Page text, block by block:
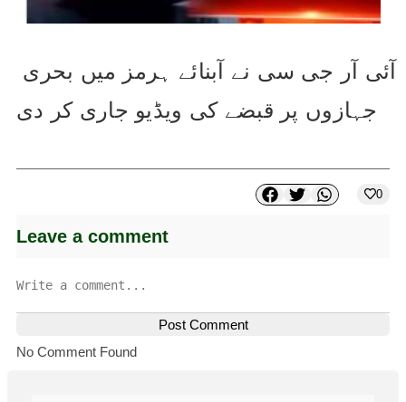
جہازوں پر قبضے کی ویڈیو جاری کر دی
0
Leave a comment
Post Comment
No Comment Found